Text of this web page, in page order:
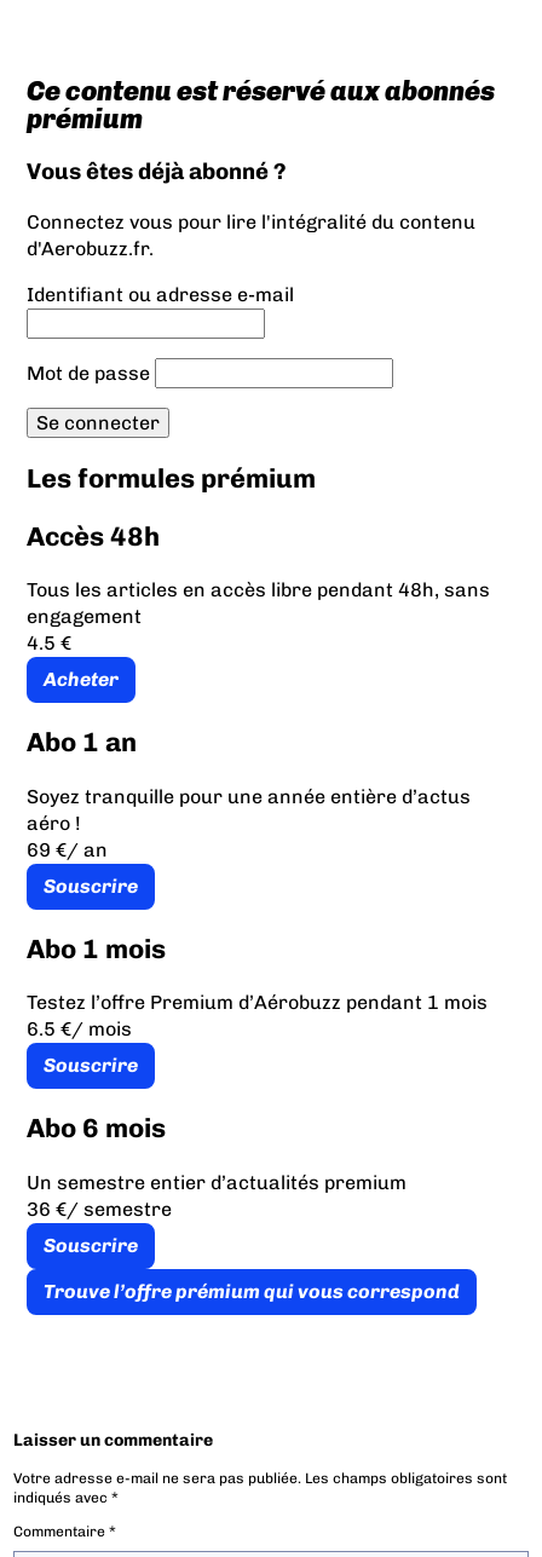
Ce contenu est réservé aux abonnés
prémium
Vous êtes déjà abonné ?
Connectez vous pour lire l'intégralité du contenu
d'Aerobuzz.fr.
Identifiant ou adresse e-mail
Mot de passe
Les formules prémium
Accès 48h
Tous les articles en accès libre pendant 48h, sans
engagement
4.5 €
Acheter
Abo 1 an
Soyez tranquille pour une année entière d’actus
aéro !
69 €/ an
Souscrire
Abo 1 mois
Testez l’offre Premium d’Aérobuzz pendant 1 mois
6.5 €/ mois
Souscrire
Abo 6 mois
Un semestre entier d’actualités premium
36 €/ semestre
Souscrire
Trouve l’offre prémium qui vous correspond
Laisser un commentaire
Votre adresse e-mail ne sera pas publiée. Les champs obligatoires sont
indiqués avec*
Commentaire*